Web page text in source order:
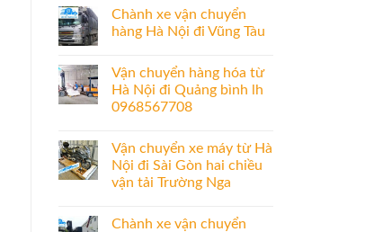
Chành xe vận chuyển
hàng Hà Nội đi Vũng Tàu
Vận chuyển hàng hóa từ
Hà Nội đi Quảng bình lh
0968567708
Vận chuyển xe máy từ Hà
Nội đi Sài Gòn hai chiều
vận tải Trường Nga
Chành xe vận chuyển